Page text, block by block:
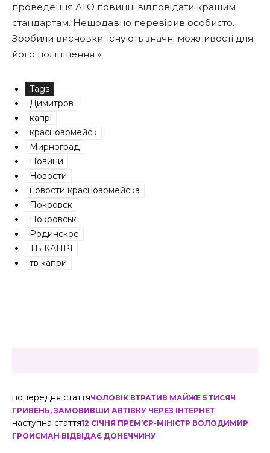
проведення АТО повинні відповідати кращим
стандартам. Нещодавно перевірив особисто.
Зробили висновки: існують значні можливості для
його поліпшення ».
Tags
Димитров
капрі
красноармейск
Мирноград
Новини
Новости
новости красноармейска
Покровск
Покровськ
Родинское
ТБ КАПРІ
тв капри
попередня статтяЧОЛОВІК ВТРАТИВ МАЙЖЕ 5 ТИСЯЧ
ГРИВЕНЬ, ЗАМОВИВШИ АВТІВКУ ЧЕРЕЗ ІНТЕРНЕТ
наступна стаття12 СІЧНЯ ПРЕМ’ЄР-МІНІСТР ВОЛОДИМИР
ГРОЙСМАН ВІДВІДАЄ ДОНЕЧЧИНУ